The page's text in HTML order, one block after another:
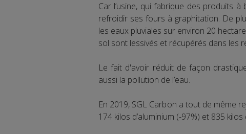
Car l’usine, qui fabrique des produits
refroidir ses fours à graphitation. De
les eaux pluviales sur environ 20
sol sont lessivés et récupérés dans les
Le fait d'avoir réduit de façon
aussi la pollution de l’eau.
En 2019, SGL Carbon a tout de même
174 kilos d’aluminium (-97%) et 835